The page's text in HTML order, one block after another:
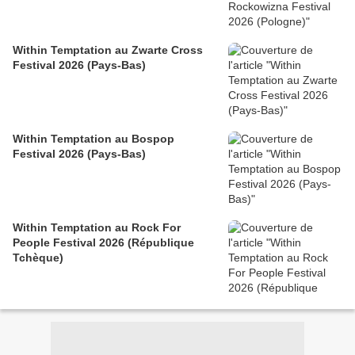
Within Temptation au Zwarte Cross
Festival 2026 (Pays-Bas)
Within Temptation au Bospop
Festival 2026 (Pays-Bas)
Within Temptation au Rock For
People Festival 2026 (République
Tchèque)